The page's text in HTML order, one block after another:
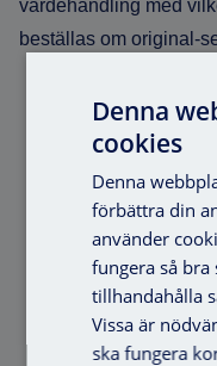
värdehandling med
beställas om original-
Denna
cookies
Denna
förbättra din
använder
fungera så
tillhandahålla
Vissa är
ska fungera